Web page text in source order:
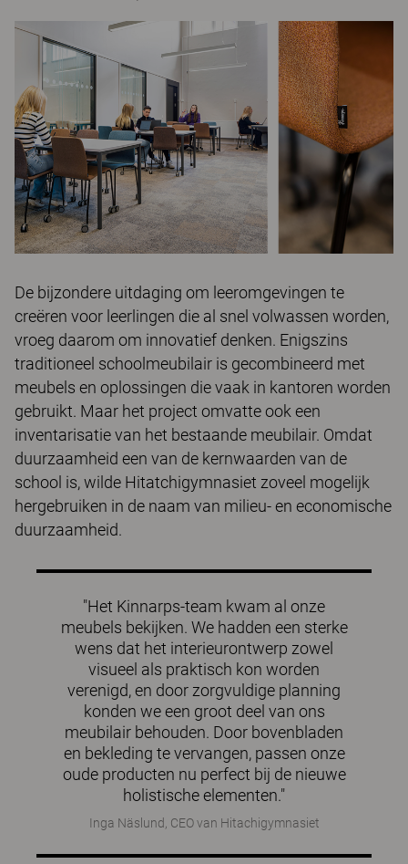
De bijzondere uitdaging om leeromgevingen te
creëren voor leerlingen die al snel volwassen worden,
vroeg daarom om innovatief denken. Enigszins
traditioneel schoolmeubilair is gecombineerd met
meubels en oplossingen die vaak in kantoren worden
gebruikt. Maar het project omvatte ook een
inventarisatie van het bestaande meubilair. Omdat
duurzaamheid een van de kernwaarden van de
school is, wilde Hitatchigymnasiet zoveel mogelijk
hergebruiken in de naam van milieu- en economische
duurzaamheid.
"Het Kinnarps-team kwam al onze
meubels bekijken. We hadden een sterke
wens dat het interieurontwerp zowel
visueel als praktisch kon worden
verenigd, en door zorgvuldige planning
konden we een groot deel van ons
meubilair behouden. Door bovenbladen
en bekleding te vervangen, passen onze
oude producten nu perfect bij de nieuwe
holistische elementen."
Inga Näslund, CEO van Hitachigymnasiet